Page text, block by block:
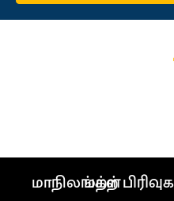
மாநிலங்கள்
மற்ற